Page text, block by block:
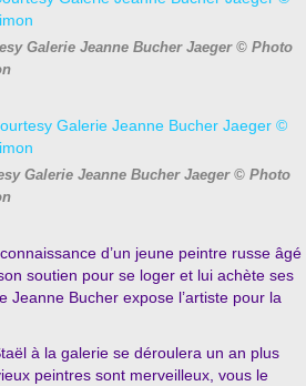
Galerie Jeanne Bucher Jaeger © Photo
Galerie Jeanne Bucher Jaeger © Photo
d’un jeune peintre russe âgé
soutien pour se loger et lui achète ses
Jeanne Bucher expose l’artiste pour la
à la galerie se déroulera un an plus
peintres sont merveilleux, vous le